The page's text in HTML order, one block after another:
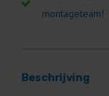
montageteam!
Beschrijving